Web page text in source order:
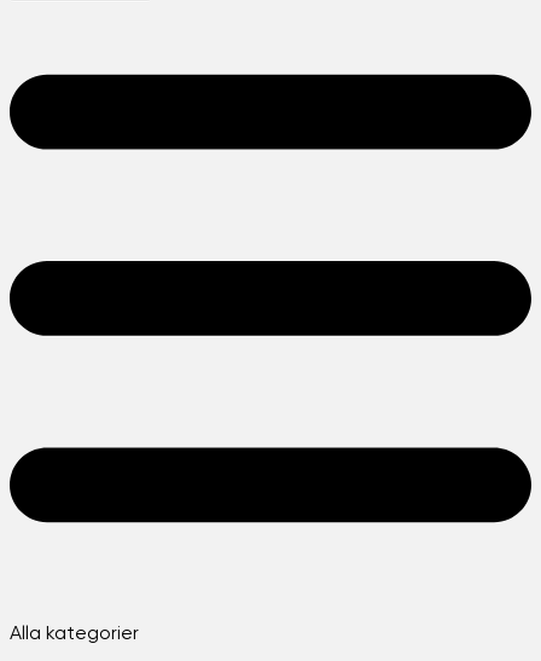
Alla kategorier